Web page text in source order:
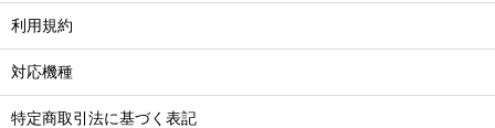
利用規約
対応機種
特定商取引法に基づく表記